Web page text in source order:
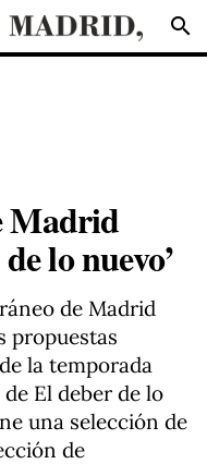
search
Madrid
lo nuevo’
de Madrid
propuestas
la temporada
El deber de lo
una selección de
de